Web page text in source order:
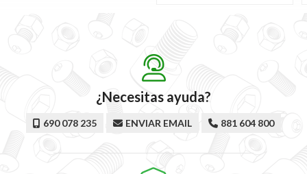
¿Necesitas ayuda?
690 078 235 ENVIAR EMAIL 881 604 800